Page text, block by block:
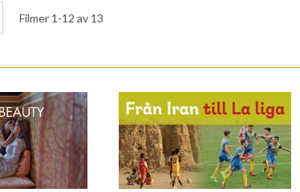
ListaFilmer 1 -12 av 13